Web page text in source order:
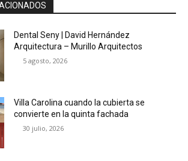
Dental Seny | David Hernández
Arquitectura – Murillo Arquitectos
5 agosto, 2026
Villa Carolina cuando la cubierta se
convierte en la quinta fachada
30 julio, 2026